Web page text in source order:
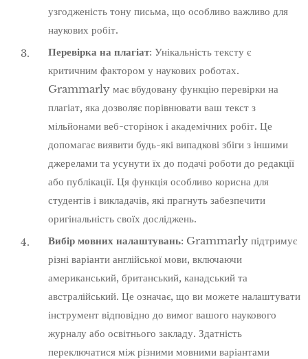
узгодженість тону письма, що особливо важливо для
наукових робіт.
Перевірка на плагіат: Унікальність тексту є
критичним фактором у наукових роботах.
Grammarly має вбудовану функцію перевірки на
плагіат, яка дозволяє порівнювати ваш текст з
мільйонами веб-сторінок і академічних робіт. Це
допомагає виявити будь-які випадкові збіги з іншими
джерелами та усунути їх до подачі роботи до редакції
або публікації. Ця функція особливо корисна для
студентів і викладачів, які прагнуть забезпечити
оригінальність своїх досліджень.
Вибір мовних налаштувань: Grammarly підтримує
різні варіанти англійської мови, включаючи
американський, британський, канадський та
австралійський. Це означає, що ви можете налаштувати
інструмент відповідно до вимог вашого наукового
журналу або освітнього закладу. Здатність
переключатися між різними мовними варіантами